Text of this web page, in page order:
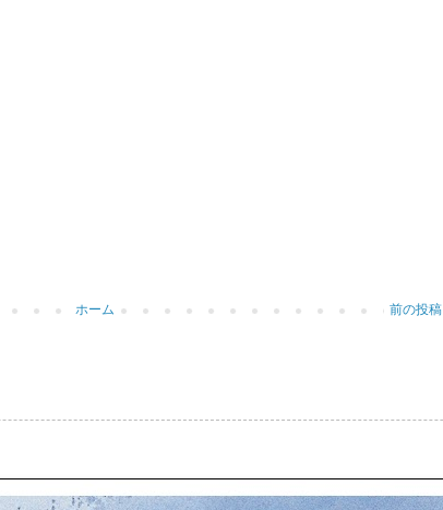
前の投稿
ホーム